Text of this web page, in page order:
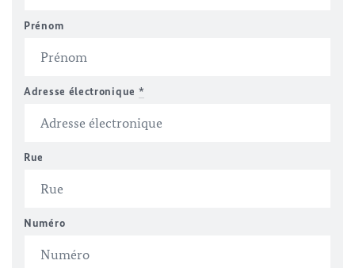
Prénom
Adresse électronique *
Rue
Numéro